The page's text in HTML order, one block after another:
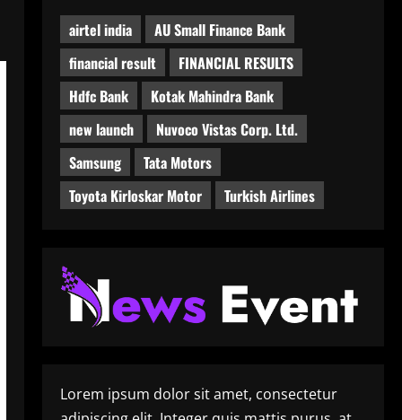
airtel india
AU Small Finance Bank
financial result
FINANCIAL RESULTS
Hdfc Bank
Kotak Mahindra Bank
new launch
Nuvoco Vistas Corp. Ltd.
Samsung
Tata Motors
Toyota Kirloskar Motor
Turkish Airlines
Lorem ipsum dolor sit amet, consectetur